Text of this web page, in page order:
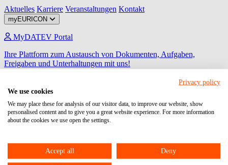
Aktuelles Karriere Veranstaltungen Kontakt
myEURICON
MyDATEV Portal
Ihre Plattform zum Austausch von Dokumenten, Aufgaben,
Freigaben und Unterhaltungen mit uns!
zwischen Unternehmen und steuerlichem Berater.
Meine Steuern
Über DATEV Meine Steuern können steuerrelevante Belege
zwischen dem Privatmandant und dem steuerlichem Berater
ausgetauscht werden.
Privacy policy
We use cookies
We may place these for analysis of our visitor data, to improve our website, show
personalised content and to give you a great website experience. For more information
about the cookies we use open the settings.
Accept all Deny